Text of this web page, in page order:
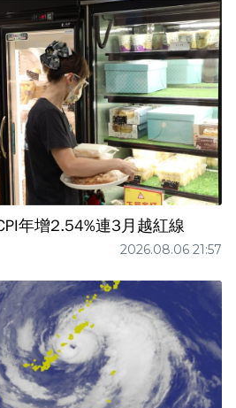
年增2.54%連3月越紅線
2026.08.06 21:57